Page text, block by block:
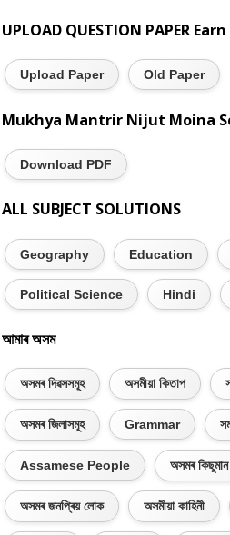
UPLOAD QUESTION PAPER
Upload Paper Old Paper
Mukhya Mantrir Nijut Moina
Download PDF
ALL SUBJECT SOLUTIONS
Geography Education
Political Science Hindi
আমাৰ অসম
অসমৰ দিৱসসমূহ অসমীয়া কিতাপ
অসমৰ জিলাসমূহ Grammar
Assamese People অসমৰ কিছুমান
অসমৰ জনপ্ৰিয় লোক অসমীয়া কাহিনী